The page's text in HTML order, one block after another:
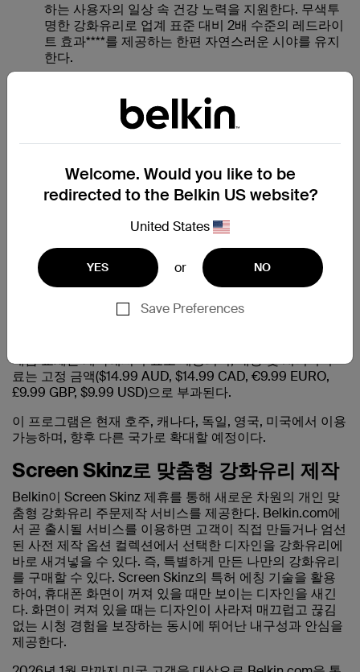
하는 사용자의 일상 속 건강 노력을 지원한다. 무색투
명한 강화유리로 업계 표준 대비 2배 수준의 레드라이
트 효과****를 제공하는 한편 자연스러운 시야를 유지
한다.
100% 재활용 가능한 포장재에 담겨 배송된다. 각 키트에는
극세사 천, 먼지 제거 시트, 그리고 정확하고 간편한 부착을
위한 친환경 정렬 트레이가 포함되어 있다. 타이탄 에코가드
맞추어 설계한 제품군이다.
파손되었다면 고치면 됩니다. 빠르고 쉽
고 간단합니다.
Belkin은 최고 품질의 제품 경험을 제공하기 위한 노력을 더
욱 강화하며 기존 제품 보증에 더해 새로운 마모 및 손상 교
체 프로그램을 도입한다. 이번 달부터 소비자는 일상적인 사
용이나 불가피한 사고로 손상된 강화유리는 Belkin.com에
서 간편하게 교체할 수 있다. 새로운 교체 절차는 간단하고
제품 교체는 계속해서 무료로 제공되며, 배송 및 처리 수수
료는 고정 금액($14.99 AUD, $14.99 CAD, €9.99 EURO,
£9.99 GBP, $9.99 USD)으로 부과된다.
이 프로그램은 현재 호주, 캐나다, 독일, 영국, 미국에서 이용
가능하며, 향후 다른 국가로 확대할 예정이다.
Screen Skinz로 맞춤형 강화유리 제작
Belkin이 Screen Skinz 제휴를 통해 새로운 차원의 개인 맞
춤형 강화유리 주문제작 서비스를 제공한다. Belkin.com에
서 곧 출시될 서비스를 이용하면 고객이 직접 만들거나 엄선
된 사전 제작 옵션 컬렉션에서 선택한 디자인을 강화유리에
바로 새겨넣을 수 있다. 즉, 특별하게 만든 나만의 강화유리
를 구매할 수 있다. Screen Skinz의 특허 에칭 기술을 활용
하여, 휴대폰 화면이 꺼져 있을 때만 보이는 디자인을 새긴
다. 화면이 켜져 있을 때는 디자인이 사라져 매끄럽고 끊김
없는 시청 경험을 보장하는 동시에 뛰어난 내구성과 안심을
제공한다.
Welcome. Would you like to be
redirected to the Belkin US website?
United States
YES or NO
Save Preferences